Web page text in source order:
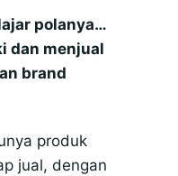
polanya…
dan menjual
brand
produk
jual, dengan